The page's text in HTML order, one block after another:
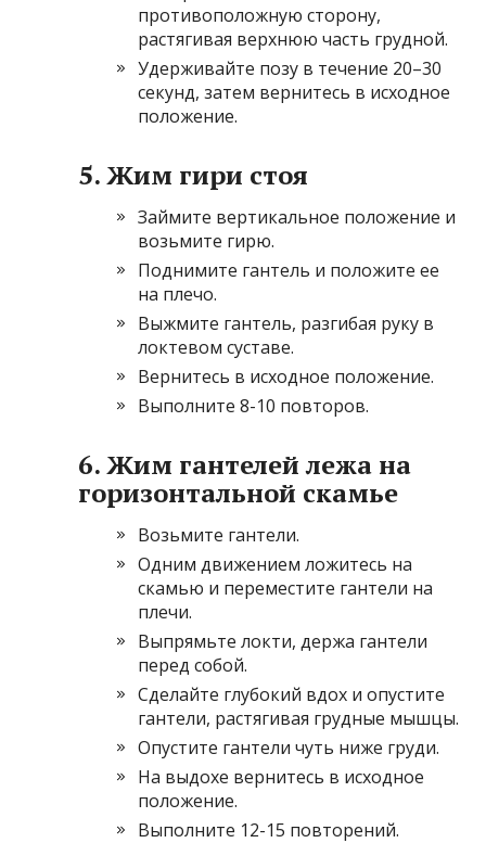
противоположную сторону,
растягивая верхнюю часть грудной.
Удерживайте позу в течение 20–30
секунд, затем вернитесь в исходное
положение.
5. Жим гири стоя
Займите вертикальное положение и
возьмите гирю.
Поднимите гантель и положите ее
на плечо.
Выжмите гантель, разгибая руку в
локтевом суставе.
Вернитесь в исходное положение.
Выполните 8-10 повторов.
6. Жим гантелей лежа на
горизонтальной скамье
Возьмите гантели.
Одним движением ложитесь на
скамью и переместите гантели на
плечи.
Выпрямьте локти, держа гантели
перед собой.
Сделайте глубокий вдох и опустите
гантели, растягивая грудные мышцы.
Опустите гантели чуть ниже груди.
На выдохе вернитесь в исходное
положение.
Выполните 12-15 повторений.